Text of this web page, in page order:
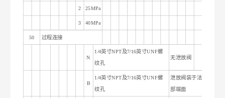
2 25MPa
3 40MPa
50 过程连接
N
1/4英寸NPT及7/16英寸UNF螺
纹孔
无泄放阀
B
1/4英寸NPT及7/16英寸UNF螺
纹孔
泄放阀装于法兰后
部端面